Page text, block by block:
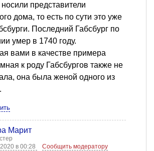
носили представители
дома, то есть по сути это уже
Последний Габсбург по
умер в 1740 году.
вами в качестве примера
к роду Габсбургов также не
она была женой одного из
Марит
в 00:28
Сообщить модератору